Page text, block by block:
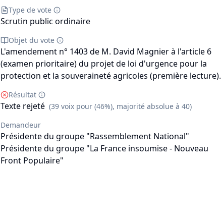
Type de vote
Scrutin public ordinaire
Objet du vote
L'amendement n° 1403 de M. David Magnier à l'article 6
(examen prioritaire) du projet de loi d'urgence pour la
protection et la souveraineté agricoles (première lecture).
Résultat
Texte rejeté (39 voix pour (46%), majorité absolue à 40)
Demandeur
Présidente du groupe "Rassemblement National"
Présidente du groupe "La France insoumise - Nouveau
Front Populaire"